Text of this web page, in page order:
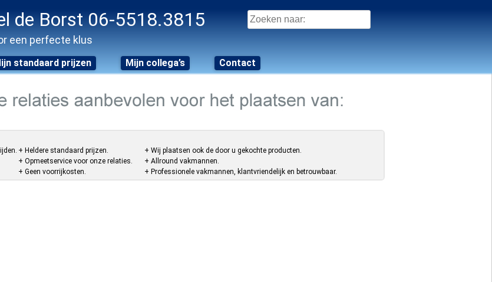
de Borst 06-5518.3815
een perfecte klus
Zoeken
naar:
standaard prijzen Mijn collega’s Contact
+ Heldere standaard prijzen.
+ Opmeetservice voor onze relaties.
+ Geen voorrijkosten.
+ Wij plaatsen ook de door u gekochte producten.
+ Allround vakmannen.
+ Professionele vakmannen, klantvriendelijk en betrouwbaar.